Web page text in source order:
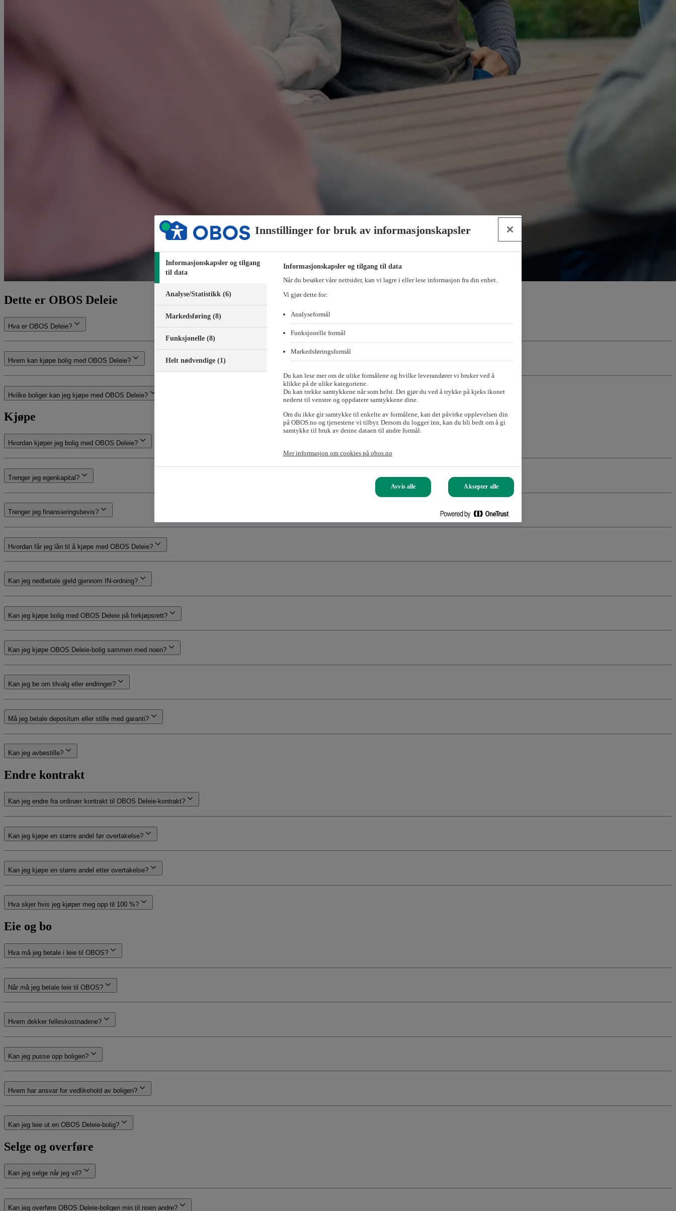
Dette er OBOS Deleie
Hva er OBOS Deleie?
Hvem kan kjøpe bolig med OBOS Deleie?
Hvilke boliger kan jeg kjøpe med OBOS Deleie?
Kjøpe
Hvordan kjøper jeg bolig med OBOS Deleie?
Trenger jeg egenkapital?
Trenger jeg finansieringsbevis?
Hvordan får jeg lån til å kjøpe med OBOS Deleie?
Kan jeg nedbetale gjeld gjennom IN-ordning?
Kan jeg kjøpe bolig med OBOS Deleie på forkjøpsrett?
Kan jeg kjøpe OBOS Deleie-bolig sammen med noen?
Kan jeg be om tilvalg eller endringer?
Må jeg betale depositum eller stille med garanti?
Kan jeg avbestille?
Endre kontrakt
Kan jeg endre fra ordinær kontrakt til OBOS Deleie-kontrakt?
Kan jeg kjøpe en større andel før overtakelse?
Kan jeg kjøpe en større andel etter overtakelse?
Hva skjer hvis jeg kjøper meg opp til 100 %?
Eie og bo
Hva må jeg betale i leie til OBOS?
Når må jeg betale leie til OBOS?
Hvem dekker felleskostnadene?
Kan jeg pusse opp boligen?
Hvem har ansvar for vedlikehold av boligen?
Kan jeg leie ut en OBOS Deleie-bolig?
Selge og overføre
Kan jeg selge når jeg vil?
Kan jeg overføre OBOS Deleie-boligen min til noen andre?
Innstillinger for bruk av informasjonskapsler
Informasjonskapsler og tilgang
til data
Analyse/Statistikk (6)
Markedsføring (8)
Funksjonelle (8)
Helt nødvendige (1)
Informasjonskapsler og tilgang til data
Når du besøker våre nettsider, kan vi lagre i eller lese informasjon fra din enhet.
Vi gjør dette for:
Analyseformål
Funksjonelle formål
Markedsføringsformål
Du kan lese mer om de ulike formålene og hvilke leverandører vi bruker ved å
klikke på de ulike kategoriene.
Du kan trekke samtykkene når som helst. Det gjør du ved å trykke på kjeks ikonet
nederst til venstre og oppdatere samtykkene dine.
Om du ikke gir samtykke til enkelte av formålene, kan det påvirke opplevelsen din
på OBOS.no og tjenestene vi tilbyr. Dersom du logger inn, kan du bli bedt om å gi
samtykke til bruk av denne dataen til andre formål.
Mer informasjon om cookies på obos.no
Avvis alle Aksepter alle